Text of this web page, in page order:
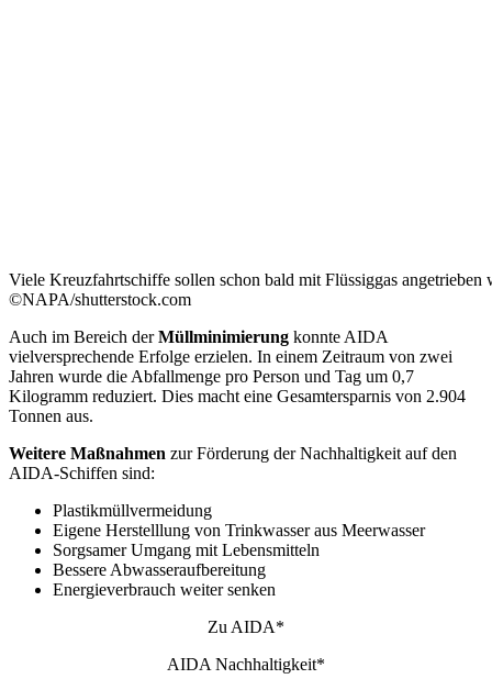
Viele Kreuzfahrtschiffe sollen schon bald mit Flüssiggas angetrieben
©NAPA/shutterstock.com
Auch im Bereich derMüllminimierung konnte AIDA
vielversprechende Erfolge erzielen. In einem Zeitraum von zwei
Jahren wurde die Abfallmenge pro Person und Tag um 0,7
Kilogramm reduziert. Dies macht eine Gesamtersparnis von 2.904
Tonnen aus.
Weitere Maßnahmen zur Förderung der Nachhaltigkeit auf den
AIDA-Schiffen sind:
Plastikmüllvermeidung
Eigene Herstelllung von Trinkwasser aus Meerwasser
Sorgsamer Umgang mit Lebensmitteln
Bessere Abwasseraufbereitung
Energieverbrauch weiter senken
Zu AIDA*
AIDA Nachhaltigkeit*